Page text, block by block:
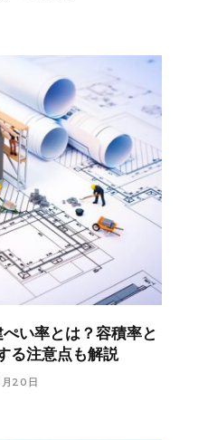
ぺい率とは？容積率と
る注意点も解説
20日